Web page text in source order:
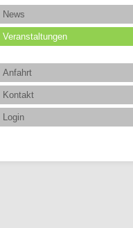
News
Veranstaltungen
Anfahrt
Kontakt
Login